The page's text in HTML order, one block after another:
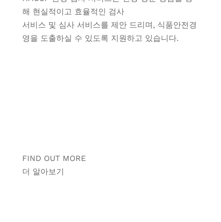
해 현실적이고 효율적인 검사
서비스 및 심사 서비스를 제안 드리며, 식품안전경
영을 도출하실 수 있도록 지원하고 있습니다.
FIND OUT MORE
더 알아보기